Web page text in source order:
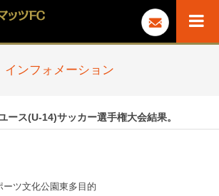
インフォメーション
ース(U-14)サッカー選手権大会結果。
ツ文化公園東多目的